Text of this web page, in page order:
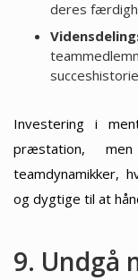
deres
Investering i
præstation,
teamdynamikker,
og dygtige til at
9. Undgå